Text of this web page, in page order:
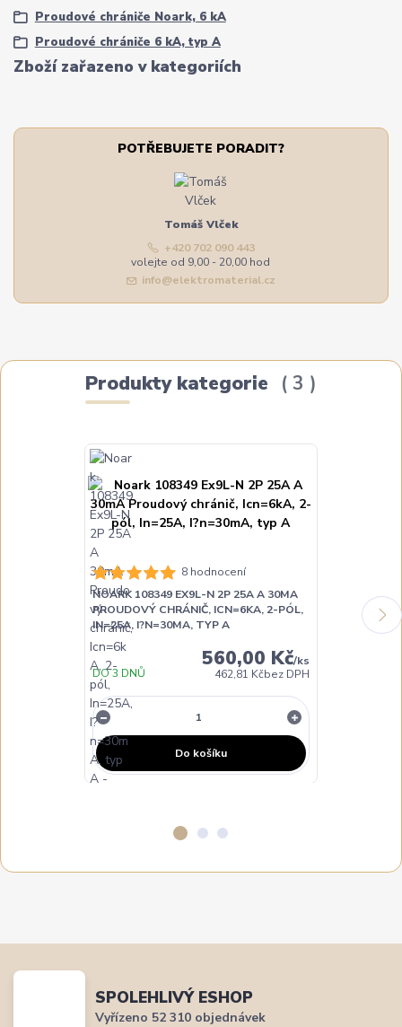
Zboží zařazeno v kategoriích
Proudové chrániče Noark, 6 kA
Proudové chrániče 6 kA, typ A
POTŘEBUJETE PORADIT?
Tomáš Vlček
+420 702 090 443
volejte od 9,00 - 20,00 hod
info@elektromaterial.cz
Produkty kategorie 3
8 hodnocení
NOARK 108349 EX9L-N 2P 25A A 30MA
PROUDOVÝ CHRÁNIČ, ICN=6KA, 2-PÓL,
IN=25A, I?N=30MA, TYP A
560,00 Kč/ks
462,81 Kčbez DPH
DO 3 DNŮ
Do košíku
NOARK
PROUDOVÝ
IN=40A,
SPOLEHLIVÝ ESHOP
Vyřízeno 52 310 objednávek